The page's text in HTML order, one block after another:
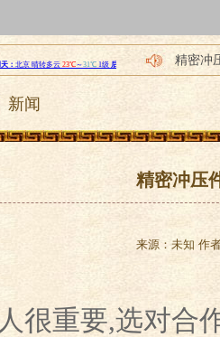
精密冲
英国留
新闻
精密冲压
来源：未知 作
很重要,选对合